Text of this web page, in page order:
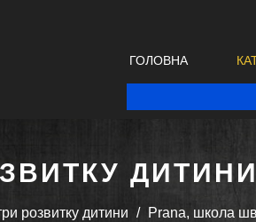
ГОЛОВНА
ДИТИНИ
розвитку дитини Prana, школа